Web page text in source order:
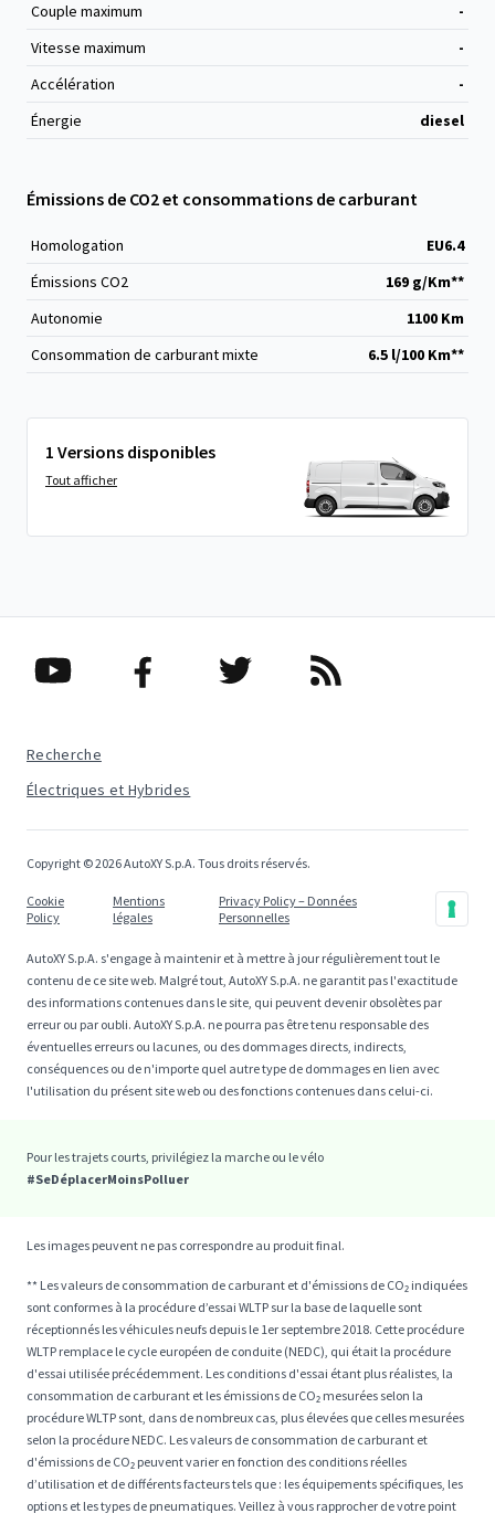
Couple maximum
-
Vitesse maximum
-
Accélération
-
Énergie
diesel
Émissions de CO2 et consommations de carburant
Homologation
EU6.4
Émissions CO2
169 g/Km**
Autonomie
1100 Km
Consommation de carburant mixte
6.5 l/100 Km**
1 Versions disponibles
Tout afficher
Recherche
Électriques et Hybrides
Copyright © 2026 AutoXY S.p.A. Tous droits réservés.
Cookie
Policy
Mentions
légales
Privacy Policy – Données
Personnelles
AutoXY S.p.A. s'engage à maintenir et à mettre à jour régulièrement tout le
contenu de ce site web. Malgré tout, AutoXY S.p.A. ne garantit pas l'exactitude
des informations contenues dans le site, qui peuvent devenir obsolètes par
erreur ou par oubli. AutoXY S.p.A. ne pourra pas être tenu responsable des
éventuelles erreurs ou lacunes, ou des dommages directs, indirects,
conséquences ou de n'importe quel autre type de dommages en lien avec
l'utilisation du présent site web ou des fonctions contenues dans celui-ci.
Pour les trajets courts, privilégiez la marche ou le vélo
#SeDéplacerMoinsPolluer
Les images peuvent ne pas correspondre au produit final.
** Les valeurs de consommation de carburant et d'émissions de CO₂ indiquées
sont conformes à la procédure d’essai WLTP sur la base de laquelle sont
réceptionnés les véhicules neufs depuis le 1er septembre 2018. Cette procédure
WLTP remplace le cycle européen de conduite (NEDC), qui était la procédure
d'essai utilisée précédemment. Les conditions d'essai étant plus réalistes, la
consommation de carburant et les émissions de CO₂ mesurées selon la
procédure WLTP sont, dans de nombreux cas, plus élevées que celles mesurées
selon la procédure NEDC. Les valeurs de consommation de carburant et
d'émissions de CO₂ peuvent varier en fonction des conditions réelles
d’utilisation et de différents facteurs tels que : les équipements spécifiques, les
options et les types de pneumatiques. Veillez à vous rapprocher de votre point